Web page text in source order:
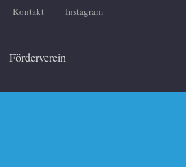
Kontakt Instagram
Förderverein